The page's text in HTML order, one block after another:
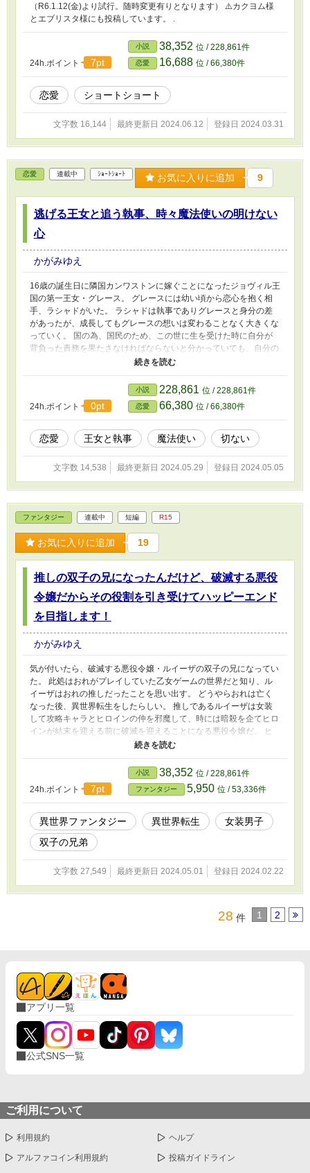
（R6.1.12(金)より試行。随時変更有りとなります） ⚠️カクヨム様
とエブリスタ様にも投稿しています。 .
24h.ポイント 7pt
小説 38,352 位 / 228,861件
恋愛 16,688 位 / 66,380件
恋愛 ショートショート
文字数 16,144 最終更新日 2024.06.12 登録日 2024.03.31
恋愛 連載中 ｼｮｰﾄｼｮｰﾄ お気に入りに追加 9
逃げる王女と追う執事、時々魔法使いの明けない
心
かがみゆえ
16歳の誕生日に隣国カンワストンに嫁ぐことになったジョヴィル王
国の第一王女・グレース。 グレースには幼い頃から恋心を抱く相
手、ラシャドがいた。 ラシャドは執事でありグレースと身分の差
があったが、成長してもグレースの想いは変わることなく大きくな
っていく。 国の為、国民のため、この世に生を受けた時に自分が
背負った責務を果たさなければならないと分かっていても、自分の
気持ちに嘘をつけないグレースはラシャドへ想いを伝えるが玉砕し
てしまう。 ラシャド以外の男性と結婚したくないので逃げ出した
いが、逃げることが出来ないグレース。 彼女の脚は、10年前のあ
る出来事がきっかけで動くことはなかった。 そんな彼女の元に魔
法使いが現れる。 .
24h.ポイント 0pt
小説 228,861 位 / 228,861件
恋愛 66,380 位 / 66,380件
恋愛 王女と執事 魔法使い 切ない
文字数 14,538 最終更新日 2024.05.29 登録日 2024.05.05
ファンタジー 連載中 短編 R15
お気に入りに追加 19
推しの双子の兄になったんだけど、破滅する悪役
令嬢だからその役割を引き受けてハッピーエンド
を目指します！
かがみゆえ
気が付いたら、破滅する悪役令嬢・ルイーザの双子の兄になってい
た。 此処はおれがプレイしていた乙女ゲームの世界だと知り、ル
イーザはおれの推しだったことを思い出す。 どうやらおれは亡く
なった後、異世界転生をしたらしい。 推しであるルイーザは女装
して攻略キャラとヒロインの仲を邪魔して、時には暗殺を企てヒロ
インが結末を迎える前に破滅を迎えることになる悪役令嬢だ。 ヒ
ロインが進むルートによっては、ルイーザの血族であるおれ含めた
ーザが破滅しないかを考えていたら、成り行きでおれがルイーザの
役目を引き受けることになっちまった！ こうなったら、今までプ
レイして得たゲームの知識を活かして、おれとルイーザのハッピー
エンドを迎えてみせる！ あっ、おれ、ルイーザの双子の兄だっ
た……。 いや、推しが幸せになるなら、なんでもオッケーです！ .
24h.ポイント 7pt
小説 38,352 位 / 228,861件
ファンタジー 5,950 位 / 53,336件
異世界ファンタジー 異世界転生
女装男子
双子の兄弟
文字数 27,549 最終更新日 2024.05.01 登録日 2024.02.22
28 件 1 2
アプリ一覧
公式SNS一覧
ご利用について
利用規約 ヘルプ
アルファコイン利用規約 投稿ガイドライン